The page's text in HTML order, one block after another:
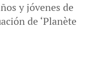
y jóvenes de
de ‘Planète